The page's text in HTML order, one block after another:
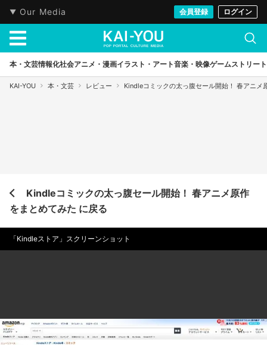
Our Media 会員登録 ログイン
本・文芸情報化社会アニメ・漫画イラスト・アート音楽・映像ゲームストリート
KAI-YOU 本・文芸 レビュー Kindleコミックの太っ腹セール開始！ 春アニメ
Kindleコミックの太っ腹セール開始！ 春アニメ原作
をまとめてみた に戻る
「Kindleストア」スクリーンショット